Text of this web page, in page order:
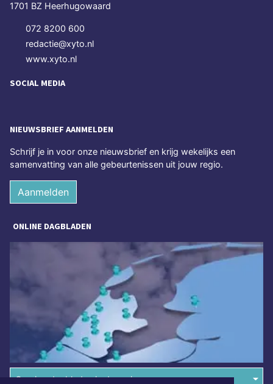
1701 BZ Heerhugowaard
072 8200 600
redactie@xyto.nl
www.xyto.nl
SOCIAL MEDIA
NIEUWSBRIEF AANMELDEN
Schrijf je in voor onze nieuwsbrief en krijg wekelijks een
samenvatting van alle gebeurtenissen uit jouw regio.
Aanmelden
ONLINE DAGBLADEN
Overige dagbladen in de regio